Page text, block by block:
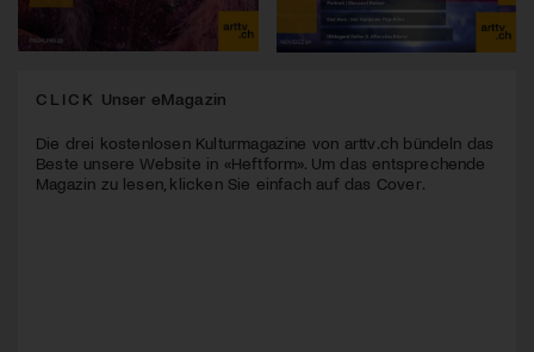
CLICK Unser eMagazin
Die drei kostenlosen Kulturmagazine von arttv.ch bündeln das
Beste unsere Website in «Heftform». Um das entsprechende
Magazin zu lesen, klicken Sie einfach auf das Cover.